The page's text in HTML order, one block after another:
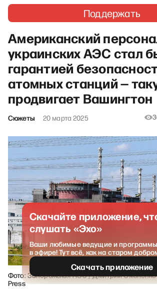
Поддержать
Американский
украинских АЭС стал
гарантией
атомных станций —
продвигает Вашингтон
Сюжеты 20 марта 2025
Фото: Запорожская АЭС / Дмитрий
Press
Скачайте приложение,
слушать «Эхо»
Ваши любимые ведущие и
в эфире! Тут всё, как на старом
Скачать приложение